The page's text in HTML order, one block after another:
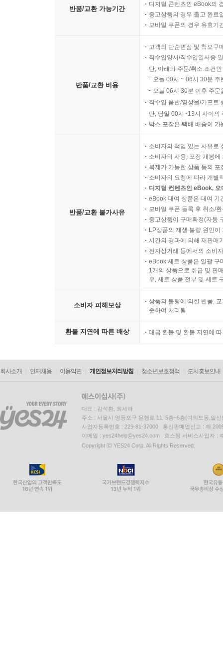
반품/교환 가능기간
디지털 콘텐츠인 eBook의
중고상품의 경우 출고 완료
모바일 쿠폰의 경우 유효기
반품/교환 비용
고객의 단순변심 및 착오구
직수입양서/직수입일서중
단, 아래의 주문/취소 조건
오늘 00시 ~ 06시 30분
오늘 06시 30분 이후 주
직수입 음반/영상물/기프트
단, 당일 00시~13시 사이의
박스 포장은 택배 배송이
반품/교환 불가사유
소비자의 책임 있는 사유로
소비자의 사용, 포장 개봉
복제가 가능한 상품 등의
소비자의 요청에 따라 개별
디지털 컨텐츠인 eBook,
eBook 대여 상품은 대여 기
모바일 쿠폰 등록 후 취소/
중고상품이 구매확정(자동
LP상품의 재생 불량 원인
시간의 경과에 의해 재판매
전자상거래 등에서의 소비
eBook 세트 상품은 일괄 구
1개의 상품으로 취급 및 판
우, 세트 상품 전부 및 세트
소비자 피해보상
상품의 불량에 의한 반품,
준하여 처리됨
환불 지연에 따른 배상 대금 환불 및 환불 지연에
회사소개 인재채용 이용약관 개인정보처리방침 청소년보호정책 도서홍보안내
대표 : 김석환, 최세라
주소 : 서울시 영등포구 은행로 11, 5층~6층(여의도동,일신
사업자등록번호 : 229-81-37000 통신판매업신고 : 제
이메일 : yes24help@yes24.com 호스팅 서비스사업자 :
Copyright ⓒ YES24 Corp. All Rights Reserved.